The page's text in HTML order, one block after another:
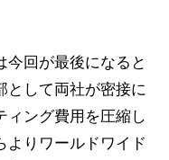
今回が最後になると
として両社が密接に
ィング費用を圧縮し
よりワールドワイド